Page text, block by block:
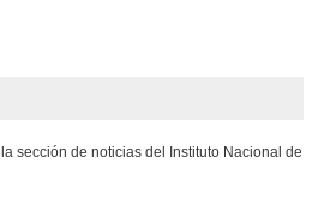
sección de noticias del Instituto Nacional de